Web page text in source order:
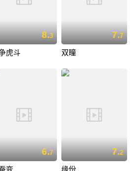
8.3
虎斗
7.7
双瞳
6.7 7.2